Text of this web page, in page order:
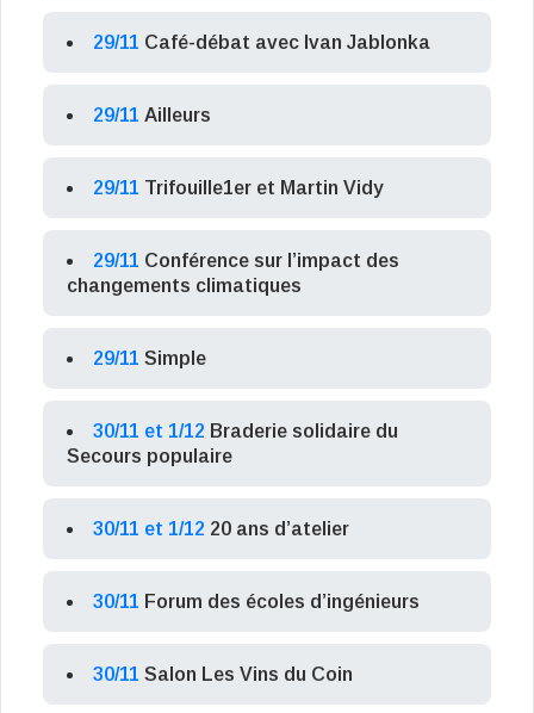
29/11 Café-débat avec Ivan Jablonka
29/11 Ailleurs
29/11 Trifouille1er et Martin Vidy
29/11 Conférence sur l’impact des
changements climatiques
29/11 Simple
30/11 et 1/12 Braderie solidaire du
Secours populaire
30/11 et 1/12 20 ans d’atelier
30/11 Forum des écoles d’ingénieurs
30/11 Salon Les Vins du Coin